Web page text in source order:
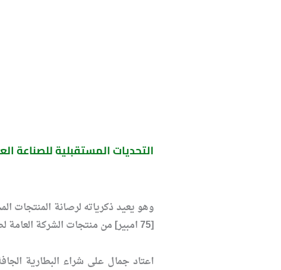
التحديات المستقبلية للصناعة
[75 امبير] من منتجات الشركة العامة لصناعة البطاريات لسيارته [الاوبل موديل 2000] ، واصفا اياها من افضل البطاريات المتوفرة بالاسواق والتي يمكن الاعتماد عليها .